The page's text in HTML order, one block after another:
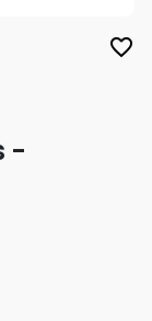
favorite_border
-